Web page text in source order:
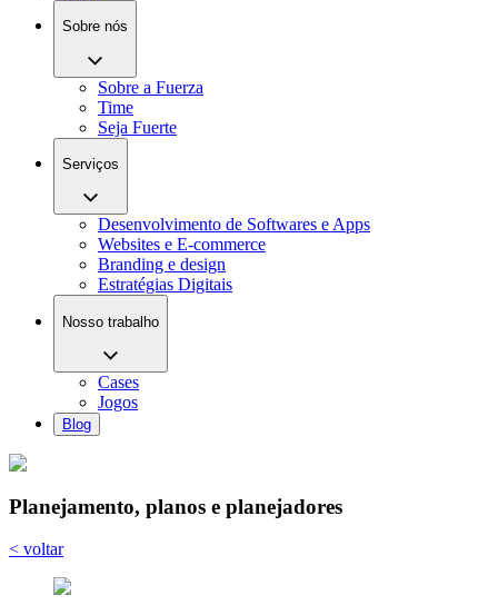
Sobre nós
Sobre a Fuerza
Time
Seja Fuerte
Serviços
Desenvolvimento de Softwares e Apps
Websites e E-commerce
Branding e design
Estratégias Digitais
Nosso trabalho
Cases
Jogos
Blog
Planejamento, planos e planejadores
< voltar